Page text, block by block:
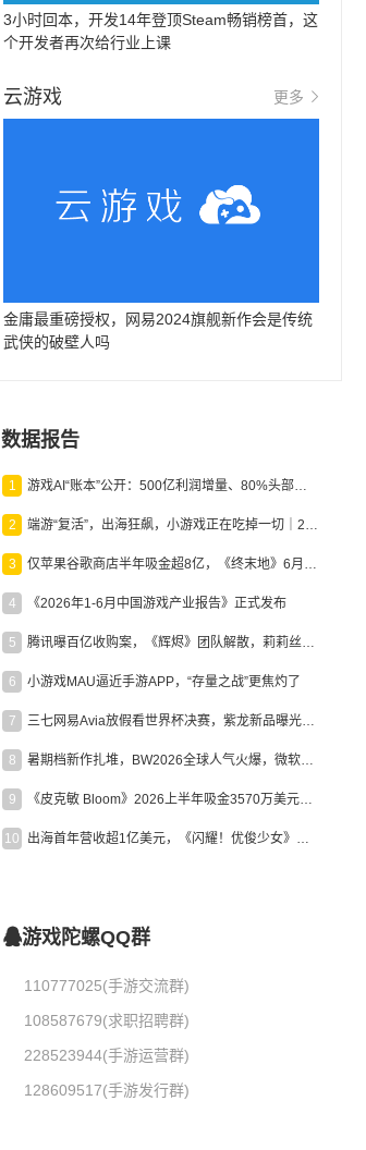
3小时回本，开发14年登顶Steam畅销榜首，这
个开发者再次给行业上课
云游戏 更多
金庸最重磅授权，网易2024旗舰新作会是传统
武侠的破壁人吗
数据报告
1 游戏AI“账本”公开：500亿利润增量、80%头部入局，谁在闷声发财？
2 端游“复活”，出海狂飙，小游戏正在吃掉一切｜2026上半年产业报告
3 仅苹果谷歌商店半年吸金超8亿，《终末地》6月份收入显著回暖
4 《2026年1-6月中国游戏产业报告》正式发布
5 腾讯曝百亿收购案，《辉烬》团队解散，莉莉丝新作曝光｜陀螺周报
6 小游戏MAU逼近手游APP，“存量之战”更焦灼了
7 三七网易Avia放假看世界杯决赛，紫龙新品曝光，米哈游新作上线 | 陀螺周报
8 暑期档新作扎堆，BW2026全球人气火爆，微软XBOX大裁员|陀螺周报
9 《皮克敏 Bloom》2026上半年吸金3570万美元，中国台湾成最大市场
10 出海首年营收超1亿美元，《闪耀！优俊少女》美国市场占比达七成
游戏陀螺QQ群
110777025(手游交流群)
108587679(求职招聘群)
228523944(手游运营群)
128609517(手游发行群)